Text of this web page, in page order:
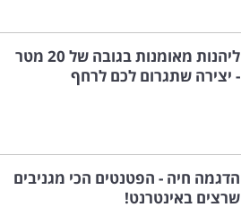
ליהנות מאומנות בגובה של 20 מטר
- יצירה שתגרום לכם לרחף
הדגמה חיה - הפטנטים הכי מגניבים
שרצים באינטרנט!